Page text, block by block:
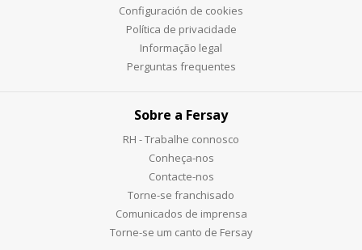
Configuración de cookies
Política de privacidade
Informação legal
Perguntas frequentes
Sobre a Fersay
RH - Trabalhe connosco
Conheça-nos
Contacte-nos
Torne-se franchisado
Comunicados de imprensa
Torne-se um canto de Fersay